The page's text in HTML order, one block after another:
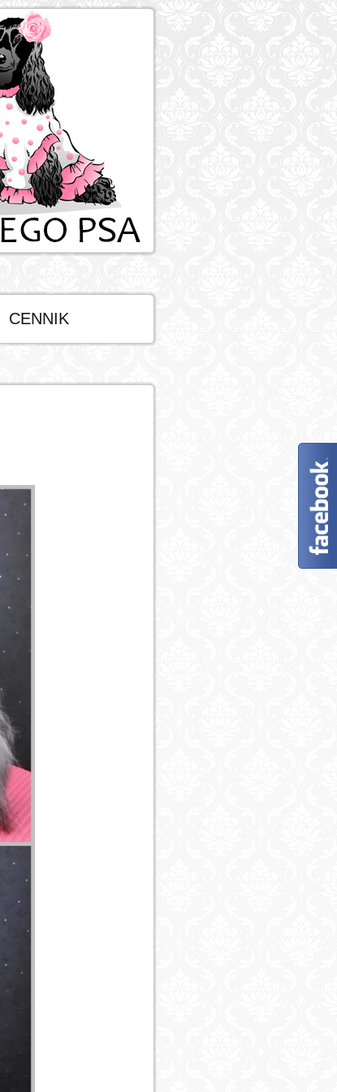
CENNIK